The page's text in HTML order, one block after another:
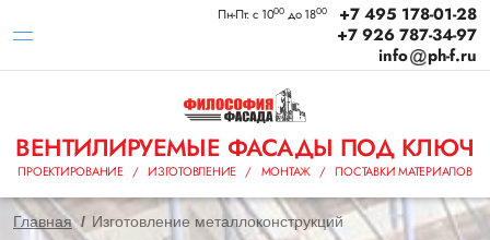
Пн-Пт: с 1000 до 1800
+7 495 178-01-28
+7 926 787-34-97
info
ph-f.ru
ВЕНТИЛИРУЕМЫЕ ФАСАДЫ ПОД КЛЮЧ
ПРОЕКТИРОВАНИЕ / ИЗГОТОВЛЕНИЕ / МОНТАЖ / ПОСТАВКИ МАТЕРИАЛОВ
Главная Изготовление металлоконструкций